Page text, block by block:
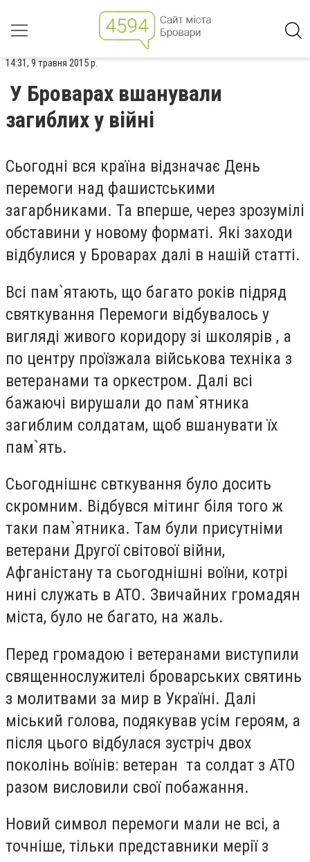
14:31, 9 травня 2015 р.
У Броварах вшанували
загиблих у війні
Сьогодні вся країна відзначає День
перемоги над фашистськими
загарбниками. Та вперше, через зрозумілі
обставини у новому форматі. Які заходи
відбулися у Броварах далі в нашій статті.
Всі пам`ятають, що багато років підряд
святкування Перемоги відбувалось у
вигляді живого коридору зі школярів , а
по центру проїзжала військова техніка з
ветеранами та оркестром. Далі всі
бажаючі вирушали до пам`ятника
загиблим солдатам, щоб вшанувати їх
пам`ять.
Сьогоднішнє свткування було досить
скромним. Відбувся мітинг біля того ж
таки пам`ятника. Там були присутніми
ветерани Другої світової війни,
Афганістану та сьогоднішні воїни, котрі
нині служать в АТО. Звичайних громадян
міста, було не багато, на жаль.
Перед громадою і ветеранами виступили
священнослужителі броварських святинь
з молитвами за мир в Україні. Далі
міський голова, подякував усім героям, а
після цього відбулася зустріч двох
поколінь воїнів: ветеран та солдат з АТО
разом висловили свої побажання.
Новий символ перемоги мали не всі, а
точніше, тільки представники мерії з